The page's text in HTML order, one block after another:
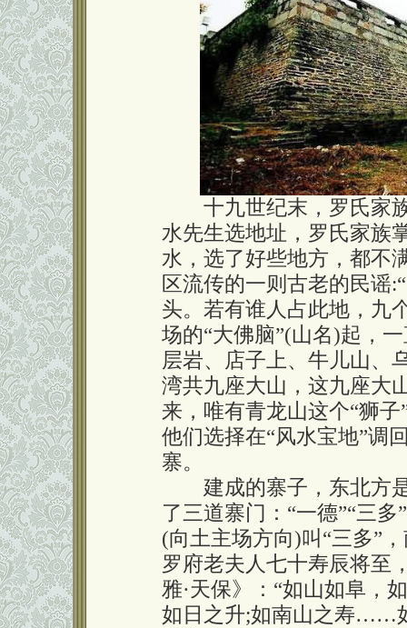
十九世纪末，罗氏家族
水先生选地址，罗氏家族
水，选了好些地方，都不
区流传的一则古老的民谣
头。若有谁人占此地，九
场的“大佛脑”(山名)起，
层岩、店子上、牛儿山、
湾共九座大山，这九座大
来，唯有青龙山这个“狮
他们选择在“风水宝地”调
寨。
建成的寨子，东北方是
了三道寨门：“一德”“三
(向土主场方向)叫“三多”
罗府老夫人七十寿辰将至
雅·天保》：“如山如阜
如日之升;如南山之寿……